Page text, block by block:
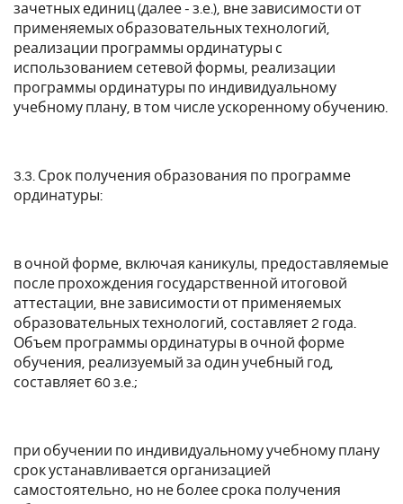
зачетных единиц (далее - з.е.), вне зависимости от
применяемых образовательных технологий,
реализации программы ординатуры с
использованием сетевой формы, реализации
программы ординатуры по индивидуальному
учебному плану, в том числе ускоренному обучению.
3.3. Срок получения образования по программе
ординатуры:
в очной форме, включая каникулы, предоставляемые
после прохождения государственной итоговой
аттестации, вне зависимости от применяемых
образовательных технологий, составляет 2 года.
Объем программы ординатуры в очной форме
обучения, реализуемый за один учебный год,
составляет 60 з.е.;
при обучении по индивидуальному учебному плану
срок устанавливается организацией
самостоятельно, но не более срока получения